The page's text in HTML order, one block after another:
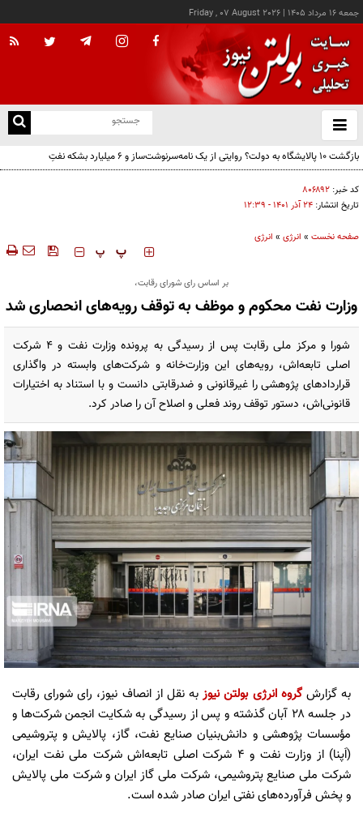
جمعه ۱۶ مرداد ۱۴۰۵ |
Friday , 07 August 2026
باز
و
بازگشت ۱۰ پالایشگاه به دولت؟ روایتی از یک نامه‌سرنوشت‌ساز و ۶ میلیارد بشکه نفتِ
بدون‌حساب
کد خبر: ۸۰۶۸۹۲
تاریخ انتشار: ۲۴ آذر ۱۴۰۱ - ۱۲:۳۹
صفحه نخست » انرژی » انرژی
‍‍‍ پ پ
بر اساس رای شورای رقابت،
وزارت نفت محکوم و موظف به توقف رویه‌های انحصاری شد
شورا و مرکز ملی رقابت پس از رسیدگی به پرونده وزارت نفت و ۴ شرکت
اصلی تابعه‌اش، رویه‌های این وزارت‌خانه و شرکت‌های وابسته در واگذاری
قراردادهای پژوهشی را غیرقانونی و ضدرقابتی دانست و با استناد به اختیارات
قانونی‌اش، دستور توقف روند فعلی و اصلاح آن را صادر کرد.
به گزارشگروه انرژی بولتن نیوز به نقل از انصاف نیوز، رای شورای رقابت
در جلسه ۲۸ آبان گذشته و پس از رسیدگی به شکایت انجمن شرکت‌ها و
مؤسسات پژوهشی و دانش‌بنیان صنایع نفت، گاز، پالایش و پتروشیمی
(اَپنا) از وزارت نفت و ۴ شرکت اصلی تابعه‌اش شرکت ملی نفت ایران،
شرکت ملی صنایع پتروشیمی، شرکت ملی گاز ایران و شرکت ملی پالایش
و پخش فرآورده‌های نفتی ایران صادر شده است.